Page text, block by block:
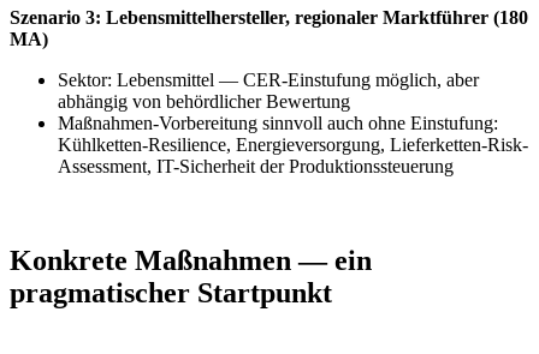
Szenario 3: Lebensmittelhersteller, regionaler Marktführer (180
MA)
Sektor: Lebensmittel — CER-Einstufung möglich, aber
abhängig von behördlicher Bewertung
Maßnahmen-Vorbereitung sinnvoll auch ohne Einstufung:
Kühlketten-Resilience, Energieversorgung, Lieferketten-Risk-
Assessment, IT-Sicherheit der Produktionssteuerung
Konkrete Maßnahmen — ein
pragmatischer Startpunkt